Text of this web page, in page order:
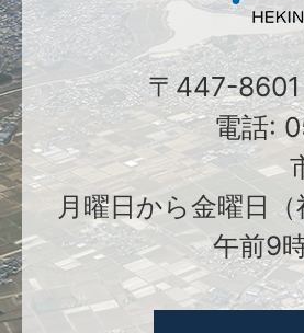
〒447-8601
電話:
月曜日から金曜日
午前9